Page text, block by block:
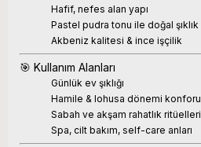
Hafif, nefes alan yapı
Pastel pudra tonu ile doğal şıklık
Akbeniz kalitesi & ince işçilik
🎯 Kullanım Alanları
Günlük ev şıklığı
Hamile & lohusa dönemi konforu
Sabah ve akşam rahatlık ritüelleri
Spa, cilt bakım, self-care anları